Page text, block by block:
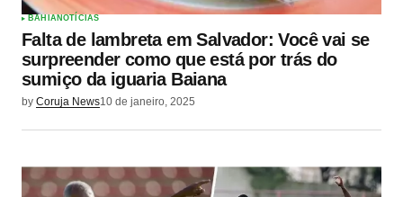
BAHIANOTÍCIAS
Falta de lambreta em Salvador: Você vai se
surpreender como que está por trás do
sumiço da iguaria Baiana
by Coruja News10 de janeiro, 2025